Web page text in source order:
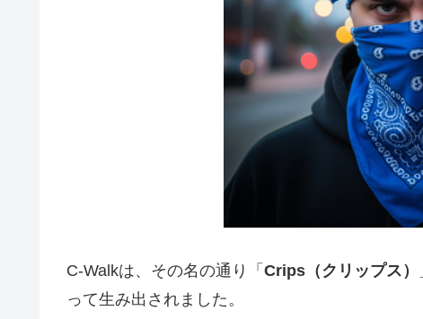
C-Walkは、その名の通り「 Crips（クリップス）
って生み出されました。